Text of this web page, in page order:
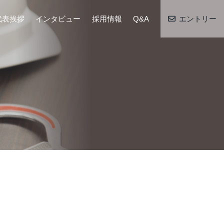
表挨拶 インタビュー 採用情報 Q&A エントリー